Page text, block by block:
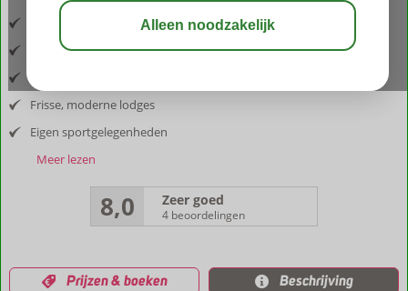
Inclusief vlucht en huurauto
Op korte afstand van Blauwbaai
Frisse, moderne lodges
Eigen sportgelegenheden
Meer lezen
8,0 Zeer goed
4 beoordelingen
Prijzen & boeken Beschrijving